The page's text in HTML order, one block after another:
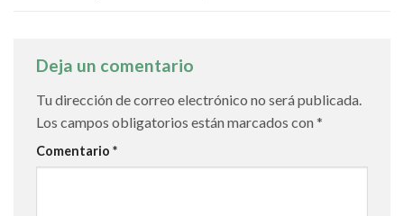
Deja un comentario
Tu dirección de correo electrónico no será publicada.
Los campos obligatorios están marcados con*
Comentario *